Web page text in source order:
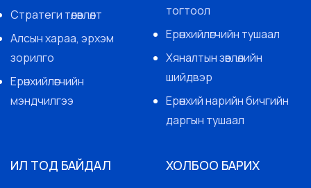
Стратеги төлөвлөлт
Алсын хараа, эрхэм
зорилго
Ерөнхийлөгчийн
мэндчилгээ
тогтоол
Ерөнхийлөгчийн тушаал
Хяналтын зөвлөлийн
шийдвэр
Ерөнхий нарийн бичгийн
даргын тушаал
ИЛ ТОД БАЙДАЛ ХОЛБОО БАРИХ